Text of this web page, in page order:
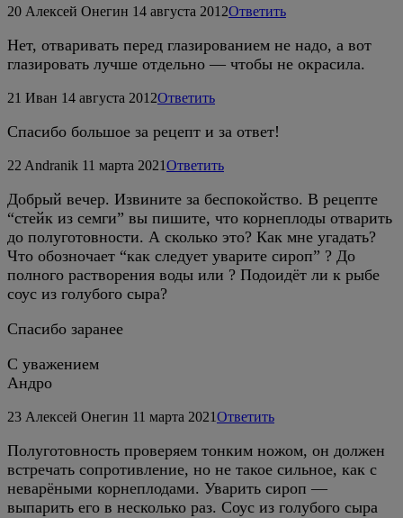
20 Алексей Онегин 14 августа 2012Ответить
Нет, отваривать перед глазированием не надо, а вот
глазировать лучше отдельно — чтобы не окрасила.
21 Иван 14 августа 2012Ответить
Спасибо большое за рецепт и за ответ!
22 Andranik 11 марта 2021Ответить
Добрый вечер. Извините за беспокойство. В рецепте
“стейк из семги” вы пишите, что корнеплоды отварить
до полуготовности. А сколько это? Как мне угадать?
Что обозночает “как следует уварите сироп” ? До
полного растворения воды или ? Подоидёт ли к рыбе
соус из голубого сыра?
Спасибо заранее
С уважением
Андро
23 Алексей Онегин 11 марта 2021Ответить
Полуготовность проверяем тонким ножом, он должен
встречать сопротивление, но не такое сильное, как с
неварёными корнеплодами. Уварить сироп —
выпарить его в несколько раз. Соус из голубого сыра